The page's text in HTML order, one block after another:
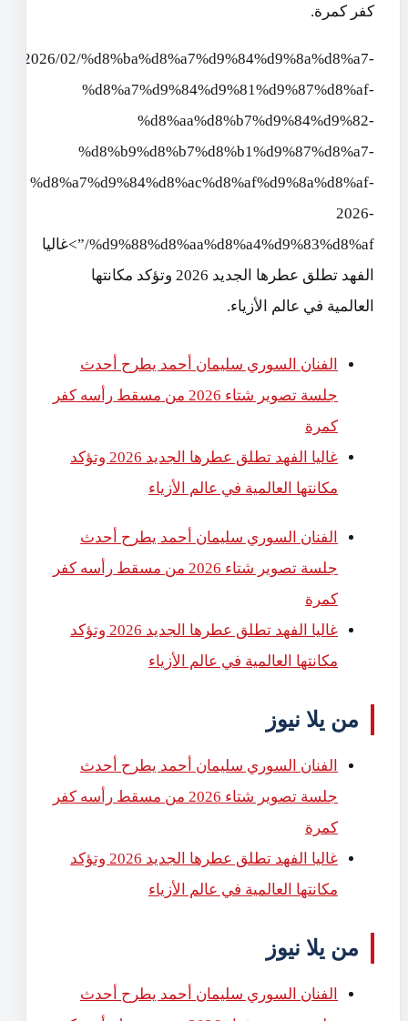
كفر كمرة.
2026/02/%d8%ba%d8%a7%d9%84%d9%8a%d8%a7-
%d8%a7%d9%84%d9%81%d9%87%d8%af-
%d8%aa%d8%b7%d9%84%d9%82-
%d8%b9%d8%b7%d8%b1%d9%87%d8%a7-
%d8%a7%d9%84%d8%ac%d8%af%d9%8a%d8%af-
2026-
%d9%88%d8%aa%d8%a4%d9%83%d8%af/”>غاليا
الفهد تطلق عطرها الجديد 2026 وتؤكد مكانتها
العالمية في عالم الأزياء.
الفنان السوري سليمان أحمد يطرح أحدث
جلسة تصوير شتاء 2026 من مسقط رأسه كفر
كمرة
غاليا الفهد تطلق عطرها الجديد 2026 وتؤكد
مكانتها العالمية في عالم الأزياء
الفنان السوري سليمان أحمد يطرح أحدث
جلسة تصوير شتاء 2026 من مسقط رأسه كفر
كمرة
غاليا الفهد تطلق عطرها الجديد 2026 وتؤكد
مكانتها العالمية في عالم الأزياء
من يلا نيوز
الفنان السوري سليمان أحمد يطرح أحدث
جلسة تصوير شتاء 2026 من مسقط رأسه كفر
كمرة
غاليا الفهد تطلق عطرها الجديد 2026 وتؤكد
مكانتها العالمية في عالم الأزياء
من يلا نيوز
الفنان السوري سليمان أحمد يطرح أحدث